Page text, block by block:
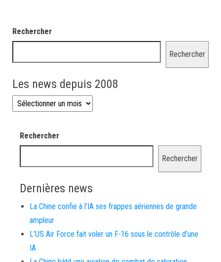
Rechercher
Rechercher
Les news depuis 2008
Les news depuis 2008
Rechercher
Rechercher
Dernières news
La Chine confie à l’IA ses frappes aériennes de grande
ampleur
L’US Air Force fait voler un F-16 sous le contrôle d’une
IA